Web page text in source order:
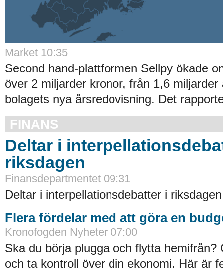
Market 10:35
Second hand-plattformen Sellpy ökade
över 2 miljarder kronor, från 1,6 miljarder
bolagets nya årsredovisning. Det
FINANS
Deltar i
riksdagen
Finansdepartmentet 09:31
Deltar i interpellationsdebatter i
Flera fördelar med att göra en
Kronofogden Nyheter 07:00
Ska du börja plugga och flytta hemifrån?
och ta kontroll över din ekonomi. Här är